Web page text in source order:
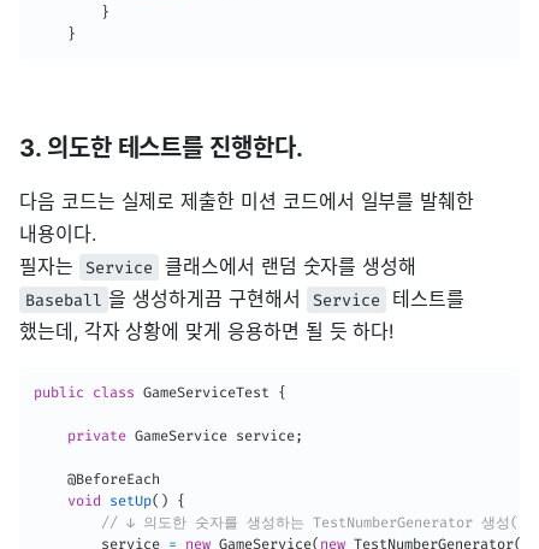
}
}
3. 의도한 테스트를 진행한다.
다음 코드는 실제로 제출한 미션 코드에서 일부를 발췌한
내용이다.
필자는
Service 클래스에서 랜덤 숫자를 생성해
Baseball 을 생성하게끔 구현해서 Service
테스트를
했는데, 각자 상황에 맞게 응용하면 될 듯 하다!
public class GameServiceTest {
private GameService service;
@BeforeEach
void
setUp( )
{
// ↓ 의도한 숫자를 생성하는 TestNumberGenerator 생성(
        service
= new GameService( new TestNumberGenerator(